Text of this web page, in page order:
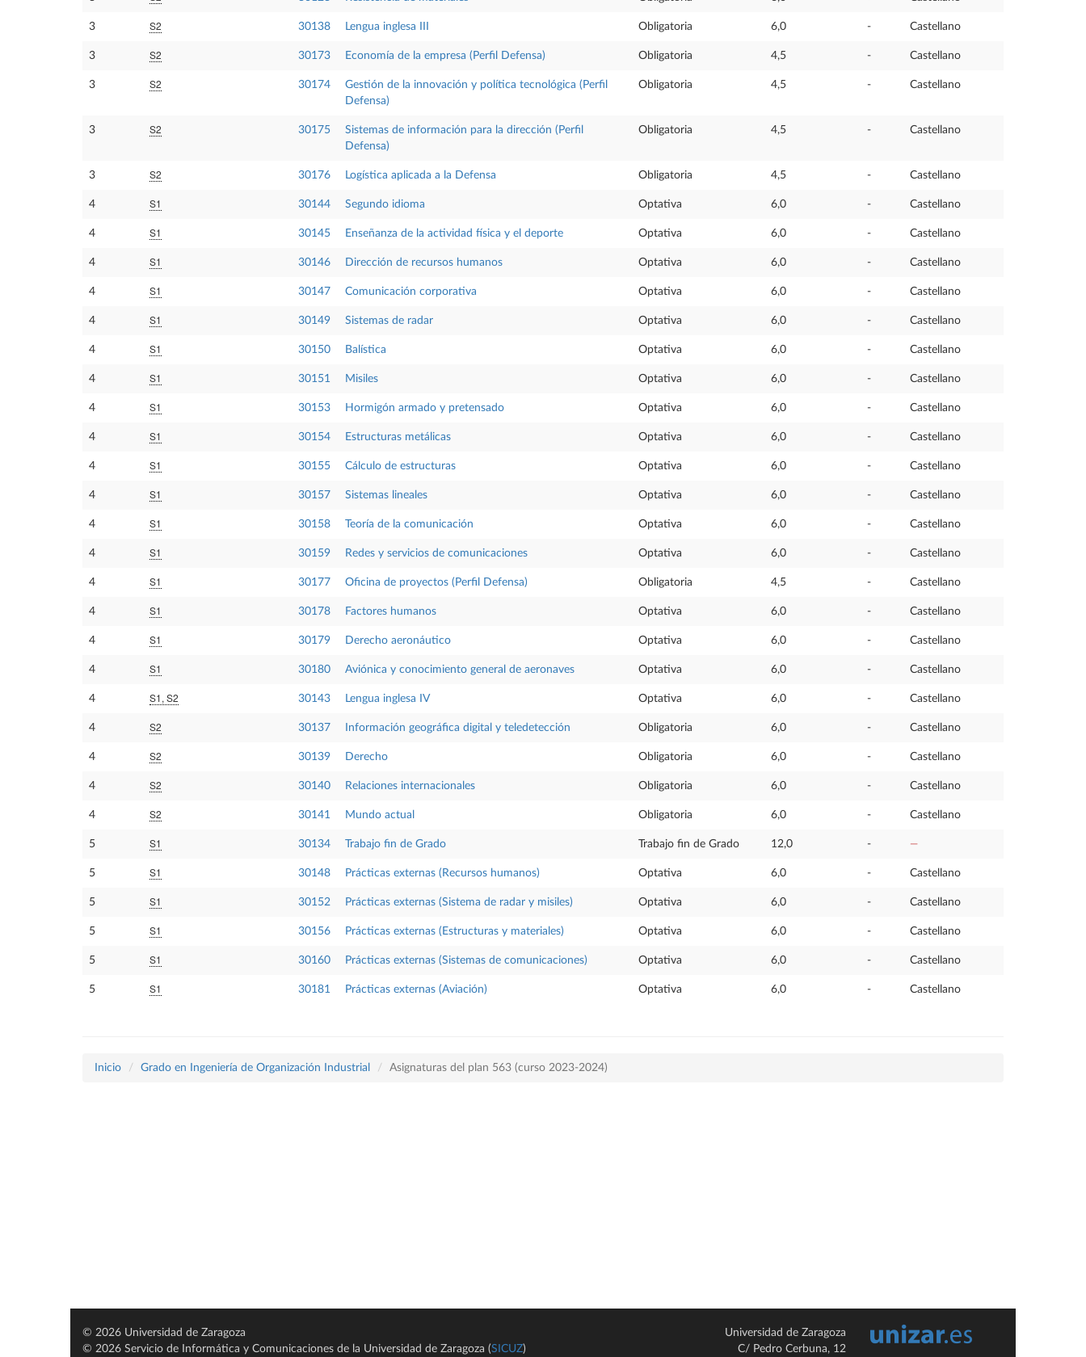
3 S2 30138 Lengua inglesa III Obligatoria 6,0 - Castellano
3 S2 30173 Economía de la empresa (Perfil Defensa) Obligatoria 4,5 - Castellano
3 S2 30174
Gestión de la innovación y política tecnológica (Perfil
Defensa)
Obligatoria 4,5 - Castellano
3 S2 30175
Sistemas de información para la dirección (Perfil
Defensa)
Obligatoria 4,5 - Castellano
3 S2 30176 Logística aplicada a la Defensa Obligatoria 4,5 - Castellano
4 S1 30144 Segundo idioma Optativa 6,0 - Castellano
4 S1 30145 Enseñanza de la actividad física y el deporte Optativa 6,0 - Castellano
4 S1 30146 Dirección de recursos humanos Optativa 6,0 - Castellano
4 S1 30147 Comunicación corporativa Optativa 6,0 - Castellano
4 S1 30149 Sistemas de radar Optativa 6,0 - Castellano
4 S1 30150 Balística Optativa 6,0 - Castellano
4 S1 30151 Misiles Optativa 6,0 - Castellano
4 S1 30153 Hormigón armado y pretensado Optativa 6,0 - Castellano
4 S1 30154 Estructuras metálicas Optativa 6,0 - Castellano
4 S1 30155 Cálculo de estructuras Optativa 6,0 - Castellano
4 S1 30157 Sistemas lineales Optativa 6,0 - Castellano
4 S1 30158 Teoría de la comunicación Optativa 6,0 - Castellano
4 S1 30159 Redes y servicios de comunicaciones Optativa 6,0 - Castellano
4 S1 30177 Oficina de proyectos (Perfil Defensa) Obligatoria 4,5 - Castellano
4 S1 30178 Factores humanos Optativa 6,0 - Castellano
4 S1 30179 Derecho aeronáutico Optativa 6,0 - Castellano
4 S1 30180 Aviónica y conocimiento general de aeronaves Optativa 6,0 - Castellano
4 S1, S2 30143 Lengua inglesa IV Optativa 6,0 - Castellano
4 S2 30137 Información geográfica digital y teledetección Obligatoria 6,0 - Castellano
4 S2 30139 Derecho Obligatoria 6,0 - Castellano
4 S2 30140 Relaciones internacionales Obligatoria 6,0 - Castellano
4 S2 30141 Mundo actual Obligatoria 6,0 - Castellano
5 S1 30134 Trabajo fin de Grado Trabajo fin de Grado 12,0 - —
5 S1 30148 Prácticas externas (Recursos humanos) Optativa 6,0 - Castellano
5 S1 30152 Prácticas externas (Sistema de radar y misiles) Optativa 6,0 - Castellano
5 S1 30156 Prácticas externas (Estructuras y materiales) Optativa 6,0 - Castellano
5 S1 30160 Prácticas externas (Sistemas de comunicaciones) Optativa 6,0 - Castellano
5 S1 30181 Prácticas externas (Aviación) Optativa 6,0 - Castellano
Inicio Grado en Ingeniería de Organización Industrial Asignaturas del plan 563 (curso 2023-2024)
© 2026 Universidad de Zaragoza
© 2026 Servicio de Informática y Comunicaciones de la Universidad de Zaragoza (SICUZ)
Universidad de Zaragoza
C/ Pedro Cerbuna, 12